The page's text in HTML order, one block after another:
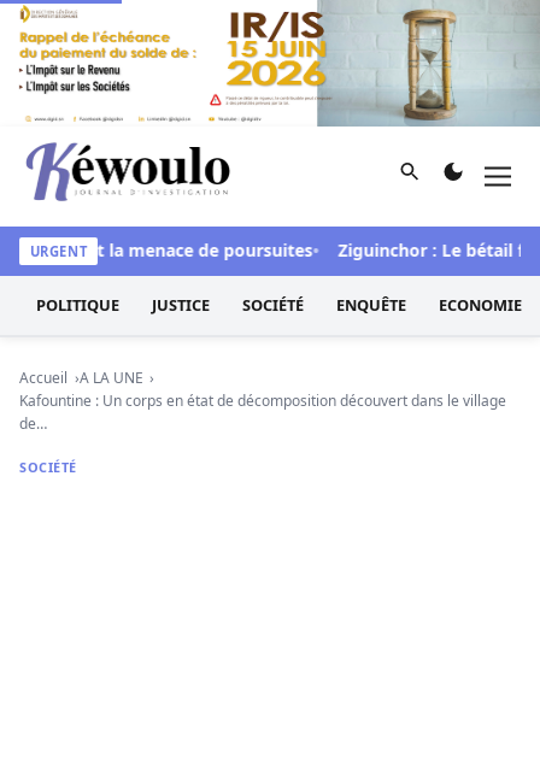
Aller au contenu
Kéwoulo, le premier site d'information et d'investigation
Rechercher
URGENT
brandit la menace de poursuites Ziguinchor : Le bétail
POLITIQUE JUSTICE SOCIÉTÉ ENQUÊTE ECONOMIE
Accueil
A LA UNE
Kafountine : Un corps en état de décomposition découvert dans le village
de…
SOCIÉTÉ